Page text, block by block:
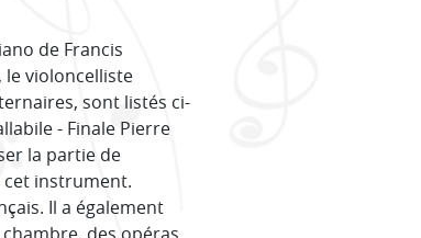
de Francis
le violoncelliste
sont listés ci-
- Finale Pierre
la partie de
cet instrument.
Il a également
des opéras